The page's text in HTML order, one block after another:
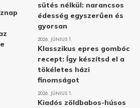
sütés nélkül: narancsos
édesség egyszerűen és
gyorsan
2026. JÚNIUS 1.
Klasszikus epres gombóc
recept: Így készítsd el a
tökéletes házi
finomságot
2026. JÚNIUS 1.
Kiadós zöldbabos-húsos